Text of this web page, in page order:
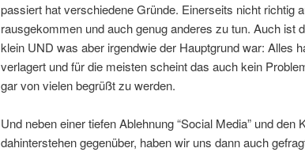
passiert hat verschiedene Gründe. Einerseits nicht richtig
rausgekommen und auch genug anderes zu tun. Auch ist
klein UND was aber irgendwie der Hauptgrund war: Alles
verlagert und für die meisten scheint das auch kein
gar von vielen begrüßt zu werden.
Und neben einer tiefen Ablehnung “Social Media” und den
dahinterstehen gegenüber, haben wir uns dann auch